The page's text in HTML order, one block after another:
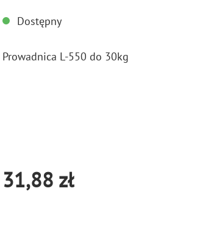
Dostępny
Pro­wad­ni­ca L-550 do 30kg
31,88 zł